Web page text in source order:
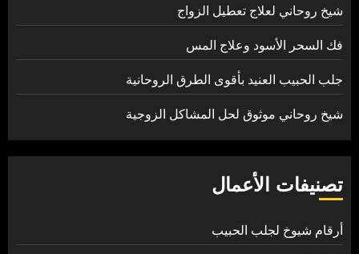
شيخ روحاني لعلاج تعطيل الزواج
فك السحر الأسود وعلاج المس
جلب الحبيب العنيد بأقوى الطرق الروحانية
شيخ روحاني موثوق لحل المشاكل الزوجية
تصنيفات الأعمال
أرقام شيوخ لجلب الحبيب